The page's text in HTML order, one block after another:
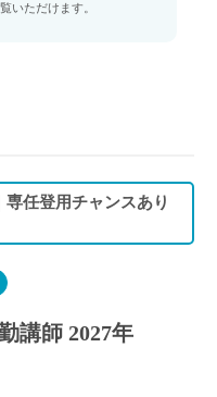
いただけます。
任登用チャンスあり
講師 2027年